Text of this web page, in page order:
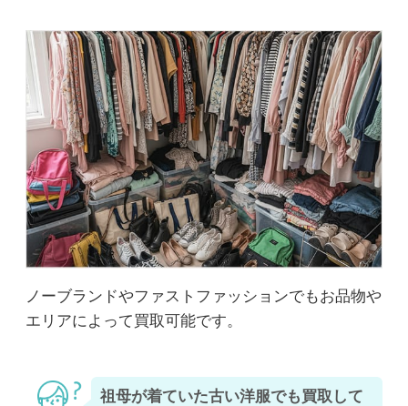
ノーブランドやファストファッションでもお品物や
エリアによって買取可能です。
祖母が着ていた古い洋服でも買取して